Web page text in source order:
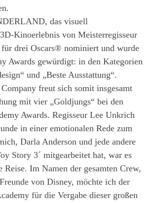
das visuell
Kinoerlebnis von Meisterregisseur
drei Oscars® nominiert und wurde
Awards gewürdigt: in den Kategorien
und „Beste Ausstattung“.
freut sich somit insgesamt
mit vier „Goldjungs“ bei den
Awards. Regisseur Lee Unkrich
in einer emotionalen Rede zum
Darla Anderson und jede andere
Story 3´ mitgearbeitet hat, war es
Reise. Im Namen der gesamten Crew,
von Disney, möchte ich der
für die Vergabe dieser großen